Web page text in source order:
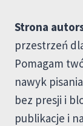
Strona
przestrzeń
Pomagam
nawyk
bez presji i
publikacje i